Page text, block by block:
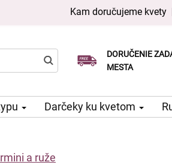
Kam doručujeme kvety
DORUČENIE
MESTA
Darčeky ku kvetom
a ruže